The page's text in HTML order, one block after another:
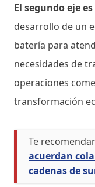
El segundo eje
desarrollo de un
batería para
necesidades de
operaciones
transformación
Te
acuerdan
cadenas de